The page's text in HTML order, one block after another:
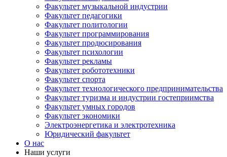
Факультет музыкальной индустрии
Факультет педагогики
Факультет политологии
Факультет программирования
Факультет продюсирования
Факультет психологии
Факультет рекламы
Факультет робототехники
Факультет спорта
Факультет технологического предпринимательства
Факультет туризма и индустрии гостеприимства
Факультет умных городов
Факультет экономики
Электроэнергетика и электротехника
Юридический факультет
О нас
Наши услуги